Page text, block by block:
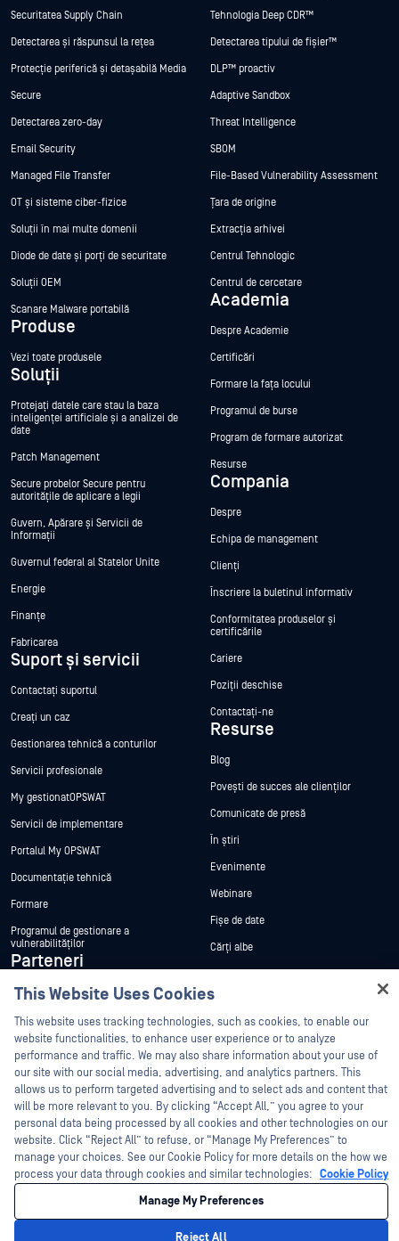
Securitatea Supply Chain
Detectarea și răspunsul la rețea
Protecție periferică și detașabilă Media
Secure
Detectarea zero-day
Email Security
Managed File Transfer
OT și sisteme ciber-fizice
Soluții în mai multe domenii
Diode de date și porți de securitate
Soluții OEM
Scanare Malware portabilă
Produse
Vezi toate produsele
Soluții
Protejați datele care stau la baza
inteligenței artificiale și a analizei de
date
Patch Management
Secure probelor Secure pentru
autoritățile de aplicare a legii
Guvern, Apărare și Servicii de
Informații
Guvernul federal al Statelor Unite
Energie
Finanțe
Fabricarea
Suport și servicii
Contactați suportul
Creați un caz
Gestionarea tehnică a conturilor
Servicii profesionale
My gestionatOPSWAT
Servicii de implementare
Portalul My OPSWAT
Documentație tehnică
Formare
Programul de gestionare a
vulnerabilităților
Parteneri
Certificare
Parteneri tehnologici
Program de parteneriat de canal
Tehnologia Deep CDR™
Detectarea tipului de fișier™
DLP™ proactiv
Adaptive Sandbox
Threat Intelligence
SBOM
File-Based Vulnerability Assessment
Țara de origine
Extracția arhivei
Centrul Tehnologic
Centrul de cercetare
Academia
Despre Academie
Certificări
Formare la fața locului
Programul de burse
Program de formare autorizat
Resurse
Compania
Despre
Echipa de management
Clienți
Înscriere la buletinul informativ
Conformitatea produselor și
certificările
Cariere
Poziții deschise
Contactați-ne
Resurse
Blog
Povești de succes ale clienților
Comunicate de presă
În știri
Evenimente
Webinare
Fișe de date
Cărți albe
©2026 OPSWAT . Toate drepturile rezervate. OPSWAT, MetaDefender, Metascan,
MetaAccess, OPSWAT , Trust no File. Trust No Device., OPSWAT , Protecting the
World's Critical Infrastructure, Deep CDR™ Technology, InQuest, logo-ul InQuest,
DFI, RetroHunt, Deep File Inspection și Join the Hunt sunt mărci comerciale ale
OPSWAT . Mărcile comerciale ale terților sunt proprietatea deținătorilor respectivi.
Informații juridice
Politica de confidențialitate
Gestionarea preferințelor
cookie
Opțiunile dvs. de confidențialitate din California
This Website Uses Cookies
This website uses tracking technologies, such as cookies, to enable our
website functionalities, to enhance user experience or to analyze
performance and traffic. We may also share information about your use of
our site with our social media, advertising, and analytics partners. This
allows us to perform targeted advertising and to select ads and content that
will be more relevant to you. By clicking “Accept All,” you agree to your
personal data being processed by all cookies and other technologies on our
website. Click “Reject All” to refuse, or “Manage My Preferences” to
manage your choices. See our Cookie Policy for more details on the how we
process your data through cookies and similar technologies: Cookie Policy
Manage My Preferences
Reject All
Hey there!
I'm Ozzy, your OPSWAT virtual assistant.
How can I help you secure what's critical
today?